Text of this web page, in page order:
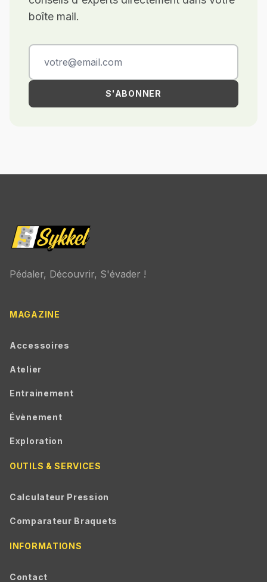
boîte mail.
S'ABONNER
Pédaler, Découvrir, S'évader !
MAGAZINE
Accessoires
Atelier
Entrainement
Évènement
Exploration
OUTILS & SERVICES
Calculateur Pression
Comparateur Braquets
INFORMATIONS
Contact